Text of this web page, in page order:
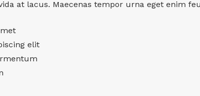
at lacus. Maecenas tempor urna eget enim
elit